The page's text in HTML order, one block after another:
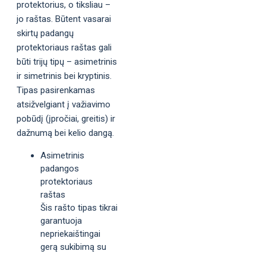
protektorius, o tiksliau –
jo raštas. Būtent vasarai
skirtų padangų
protektoriaus raštas gali
būti trijų tipų – asimetrinis
ir simetrinis bei kryptinis.
Tipas pasirenkamas
atsižvelgiant į važiavimo
pobūdį (įpročiai, greitis) ir
dažnumą bei kelio dangą.
Asimetrinis
padangos
protektoriaus
raštas
Šis rašto tipas tikrai
garantuoja
nepriekaištingai
gerą sukibimą su